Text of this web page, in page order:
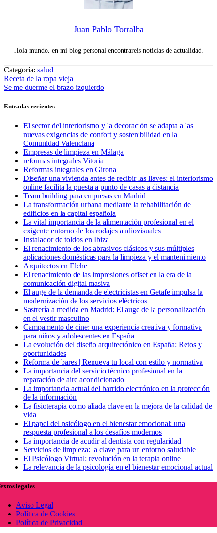
Juan Pablo Torralba
Hola mundo, en mi blog personal encontrareis noticias de actualidad.
Categoría: salud
Navegación
de
entradas
Entrada
anterior:
Receta de la ropa vieja
Entrada
Se me duerme el brazo izquierdo
Entradas recientes
El sector del interiorismo y la decoración se adapta a las
nuevas exigencias de confort y sostenibilidad en la
Comunidad Valenciana
Empresas de limpieza en Málaga
reformas integrales Vitoria
Reformas integrales en Girona
Diseñar una vivienda antes de recibir las llaves: el interiorismo
online facilita la puesta a punto de casas a distancia
Team building para empresas en Madrid
La transformación urbana mediante la rehabilitación de
edificios en la capital española
La vital importancia de la alimentación profesional en el
exigente entorno de los rodajes audiovisuales
Instalador de toldos en Ibiza
El renacimiento de los abrasivos clásicos y sus múltiples
aplicaciones domésticas para la limpieza y el mantenimiento
Arquitectos en Elche
El renacimiento de las impresiones offset en la era de la
comunicación digital masiva
El auge de la demanda de electricistas en Getafe impulsa la
modernización de los servicios eléctricos
Sastrería a medida en Madrid: El auge de la personalización
en el vestir masculino
Campamento de cine: una experiencia creativa y formativa
para niños y adolescentes en España
La evolución del diseño arquitectónico en España: Retos y
oportunidades
Reforma de bares | Renueva tu local con estilo y normativa
La importancia del servicio técnico profesional en la
reparación de aire acondicionado
La importancia actual del barrido electrónico en la protección
de la información
La fisioterapia como aliada clave en la mejora de la calidad de
vida
El papel del psicólogo en el bienestar emocional: una
respuesta profesional a los desafíos modernos
La importancia de acudir al dentista con regularidad
Servicios de limpieza: la clave para un entorno saludable
El Psicólogo Virtual: revolución en la terapia online
La relevancia de la psicología en el bienestar emocional actual
legales
Aviso Legal
Política de Cookies
Política de Privacidad